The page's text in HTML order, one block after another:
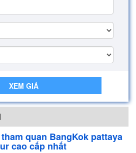
XEM GIÁ
quan BangKok pattaya
cao cấp nhất